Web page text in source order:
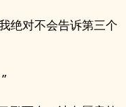
绝对不会告诉第三个